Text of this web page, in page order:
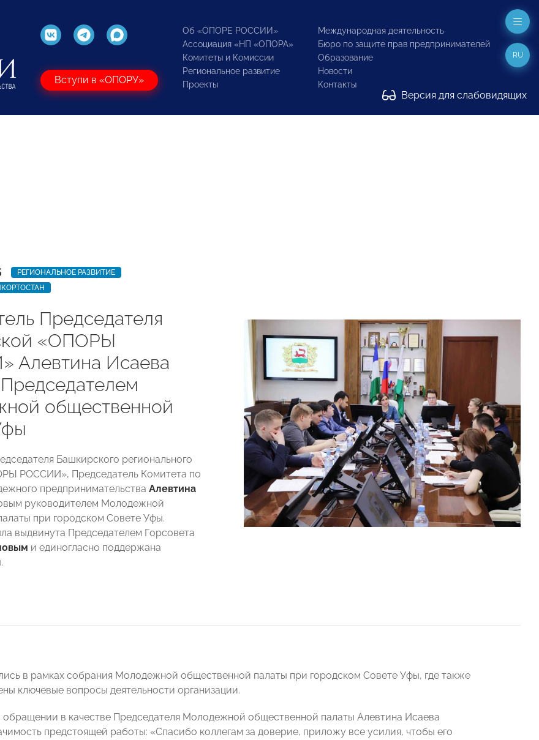
Вступи в «ОПОРУ»
Об «ОПОРЕ РОССИИ»
Ассоциация «НП «ОПОРА»
Комитеты и Комиссии
Региональное развитие
Проекты
Международная деятельность
Бюро по защите прав предпринимателей
Образование
Новости
Контакты
Версия для слабовидящих
RU
РЕГИОНАЛЬНОЕ РАЗВИТИЕ
Председателя
«ОПОРЫ
Алевтина Исаева
общественной
Башкирского регионального
РОССИИ», Председатель Комитета по
предпринимательства Алевтина
руководителем Молодежной
при городском Совете Уфы.
выдвинута Председателем Горсовета
и единогласно поддержана
в рамках собрания Молодежной общественной палаты при городском Совете Уфы, где также
ключевые вопросы деятельности организации.
в качестве Председателя Молодежной общественной палаты Алевтина Исаева
предстоящей работы: «Спасибо коллегам за доверие, приложу все усилия, чтобы его